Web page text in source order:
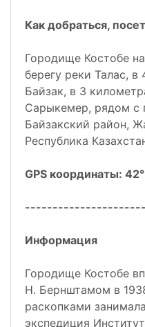
Как добраться,
Городище Костобе
берегу реки Талас,
Байзак, в 3
Сарыкемер, рядом с
Байзакский район,
Республика
GPS координаты:
Информация
Городище Костобе
Н. Бернштамом в
раскопками
экспедиция